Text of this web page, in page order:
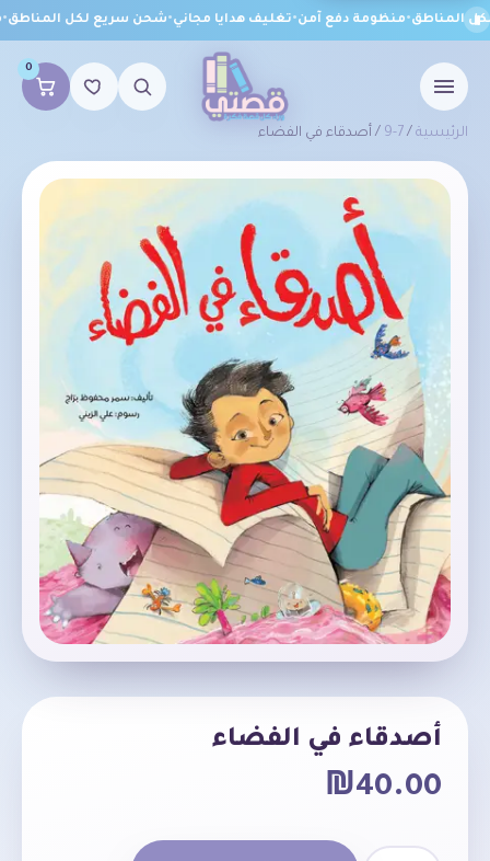
المناطق•منظومة دفع آمن•تغليف هدايا مجاني•شحن سريع لكل المناطق•
0
الرئيسية /
7-9 / أصدقاء في الفضاء
أصدقاء في الفضاء
₪40.00